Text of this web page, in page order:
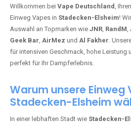
Willkommen bei Vape Deutschland,
Einweg Vapes in Stadecken-Elsheim!
Auswahl an Topmarken wie JNR, RandM,
Geek Bar, AirMez und Al Fakher.
für intensiven Geschmack, hohe Leistung
perfekt für Ihr Dampferlebnis.
Warum unsere Einweg
Stadecken-Elsheim
In einer lebhaften Stadt wie Stadecken-